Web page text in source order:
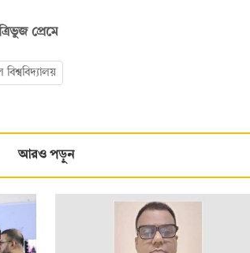
প্রেমে
আরও পড়ুন